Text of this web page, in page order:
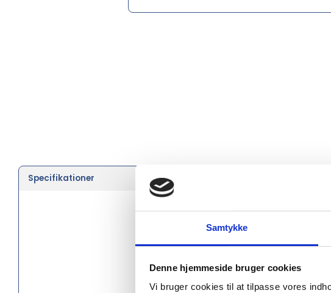
Samtykke
Denne hjemmeside bruger cookies
Vi bruger cookies til at tilpasse vores
Specifikationer
Størrelse
Køn Herre